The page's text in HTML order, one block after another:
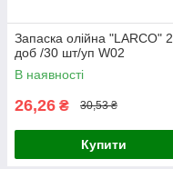
Запаска олійна "LARCO" 2
доб /30 шт/уп W02
В наявності
26,26 ₴ 30,53 ₴
Купити